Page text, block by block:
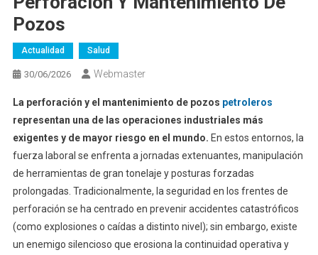
Pozos
Actualidad Salud
30/06/2026 Webmaster
La perforación y el mantenimiento de pozos petroleros
representan una de las operaciones industriales más
exigentes y de mayor riesgo en el mundo. En estos entornos, la
fuerza laboral se enfrenta a jornadas extenuantes, manipulación
de herramientas de gran tonelaje y posturas forzadas
prolongadas. Tradicionalmente, la seguridad en los frentes de
perforación se ha centrado en prevenir accidentes catastróficos
(como explosiones o caídas a distinto nivel); sin embargo, existe
un enemigo silencioso que erosiona la continuidad operativa y